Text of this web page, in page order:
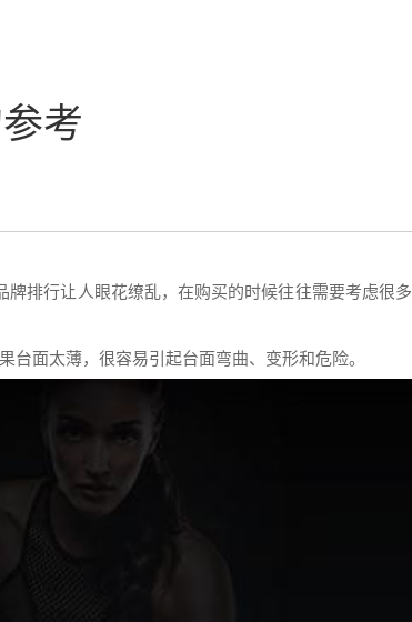
考
排行让人眼花缭乱，在购买的时候往往需要考虑很多
面太薄，很容易引起台面弯曲、变形和危险。